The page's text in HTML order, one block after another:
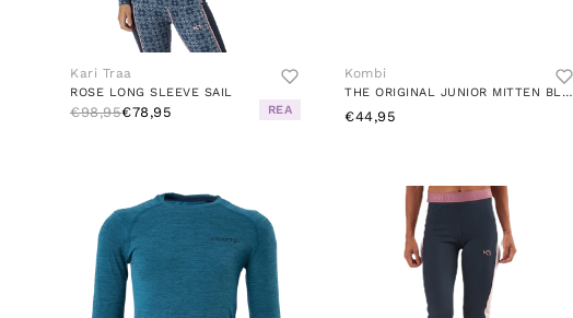
Kari Traa
ROSE LONG SLEEVE SAIL
€98,95€78,95 REA
Kombi
THE ORIGINAL JUNIOR MITTEN BLACK
€44,95